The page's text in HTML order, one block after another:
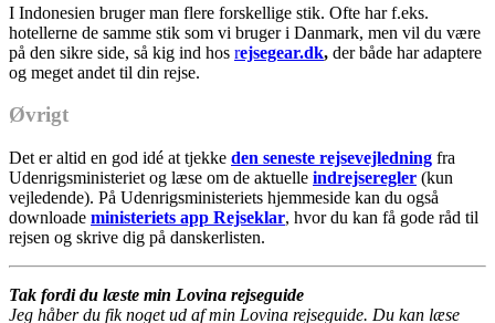
I Indonesien bruger man flere forskellige stik. Ofte har f.eks.
hotellerne de samme stik som vi bruger i Danmark, men vil du være
på den sikre side, så kig ind hos rejsegear.dk, der både har adaptere
og meget andet til din rejse.
Øvrigt
Det er altid en god idé at tjekke den seneste rejsevejledning fra
Udenrigsministeriet og læse om de aktuelle indrejseregler (kun
vejledende). På Udenrigsministeriets hjemmeside kan du også
downloade ministeriets app Rejseklar, hvor du kan få gode råd til
rejsen og skrive dig på danskerlisten.
Tak fordi du læste min Lovina rejseguide
Jeg håber du fik noget ud af min Lovina rejseguide. Du kan læse